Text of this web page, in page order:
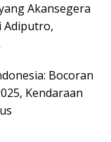
Akansegera
Adiputro,
Bocoran
Kendaraan